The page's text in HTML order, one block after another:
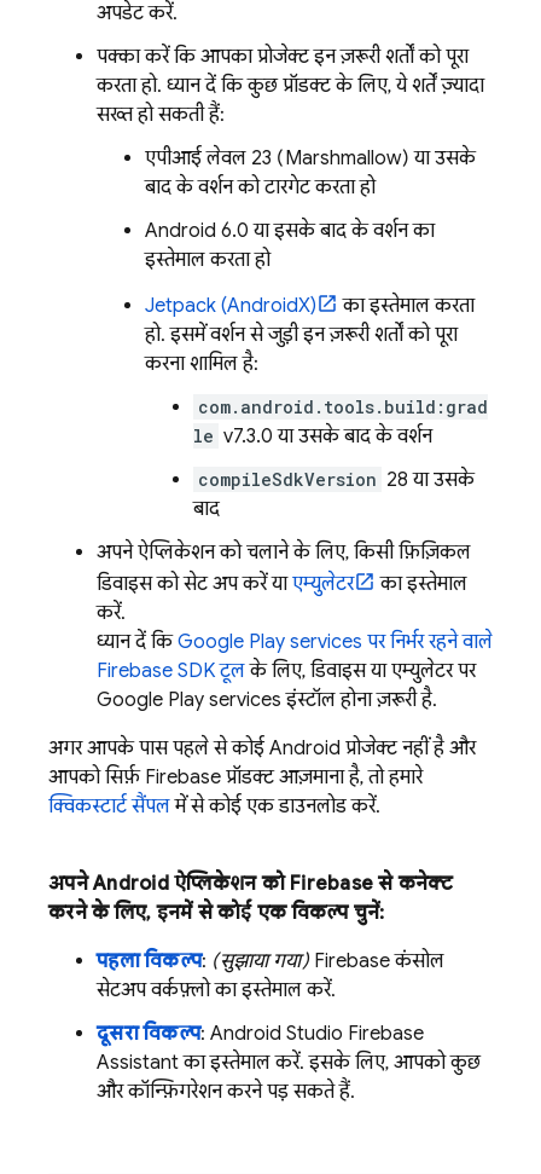
अपडेट करें.
पक्का करें कि आपका प्रोजेक्ट इन ज़रूरी शर्तों को पूरा
करता हो. ध्यान दें कि कुछ प्रॉडक्ट के लिए, ये शर्तें ज़्यादा
सख्त हो सकती हैं:
एपीआई लेवल 23 (Marshmallow) या उसके
बाद के वर्शन को टारगेट करता हो
Android 6.0 या इसके बाद के वर्शन का
इस्तेमाल करता हो
Jetpack (AndroidX)
का इस्तेमाल करता
हो. इसमें वर्शन से जुड़ी इन ज़रूरी शर्तों को पूरा
करना शामिल है:
com.android.tools.build:grad
le v7.3.0 या उसके बाद के वर्शन
compileSdkVersion 28 या उसके
बाद
अपने ऐप्लिकेशन को चलाने के लिए, किसी फ़िज़िकल
डिवाइस को सेट अप करें याएम्युलेटर
का इस्तेमाल
करें.
ध्यान दें किGoogle Play services पर निर्भर रहने वाले
Firebase SDK टूलके लिए, डिवाइस या एम्युलेटर पर
Google Play services इंस्टॉल होना ज़रूरी है.
अगर आपके पास पहले से कोई Android प्रोजेक्ट नहीं है और
आपको सिर्फ़ Firebase प्रॉडक्ट आज़माना है, तो हमारे
क्विकस्टार्ट सैंपलमें से कोई एक डाउनलोड करें.
अपने Android ऐप्लिकेशन को Firebase से कनेक्ट
करने के लिए, इनमें से कोई एक विकल्प चुनें:
पहला विकल्प: (सुझाया गया) Firebaseकंसोल
सेटअप वर्कफ़्लो का इस्तेमाल करें.
दूसरा विकल्प: Android Studio Firebase
Assistant का इस्तेमाल करें. इसके लिए, आपको कुछ
और कॉन्फ़िगरेशन करने पड़ सकते हैं.